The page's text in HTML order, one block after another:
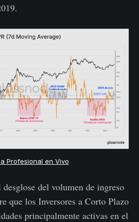
Profesional en Vivo
del volumen de ingreso
que los Inversores a Corto Plazo
principalmente activas en el